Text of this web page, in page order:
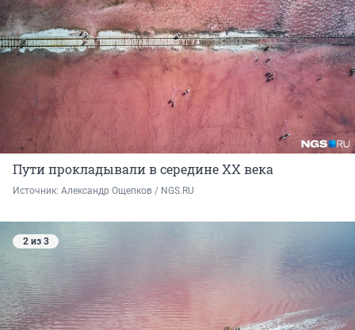
Пути прокладывали в середине XX века
Источник: Александр Ощепков / NGS.RU
2 из 3